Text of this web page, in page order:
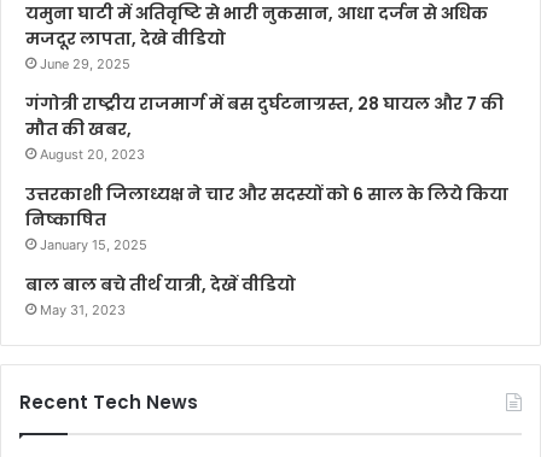
यमुना घाटी में अतिवृष्टि से भारी नुकसान, आधा दर्जन से अधिक
मजदूर लापता, देखे वीडियो
June 29, 2025
गंगोत्री राष्ट्रीय राजमार्ग में बस दुर्घटनाग्रस्त, 28 घायल और 7 की
मौत की खबर,
August 20, 2023
उत्तरकाशी जिलाध्यक्ष ने चार और सदस्यों को 6 साल के लिये किया
निष्काषित
January 15, 2025
बाल बाल बचे तीर्थ यात्री, देखें वीडियो
May 31, 2023
Recent Tech News